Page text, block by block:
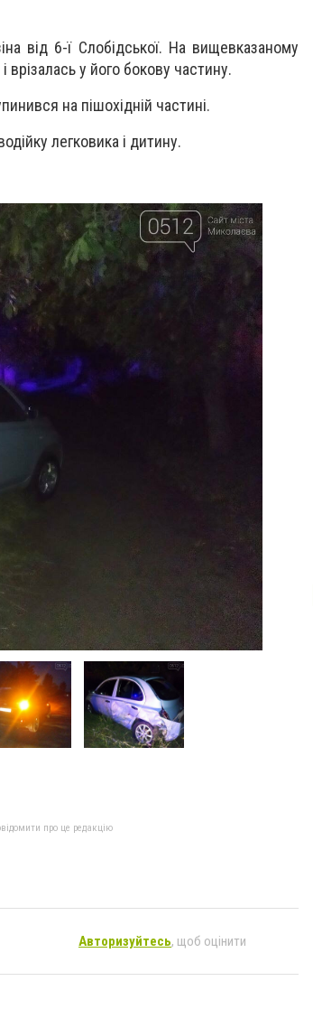
від 6-ї Слобідської. На вищевказаному
врізалась у його бокову частину.
на пішохідній частині.
легковика і дитину.
про це редакцію
Авторизуйтесь, щоб оцінити